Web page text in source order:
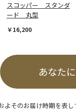
スコッパー スタンダ
ード 丸型
￥16,200
あなた
よそのお届け時期を表し